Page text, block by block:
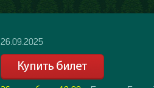
26.09.2025